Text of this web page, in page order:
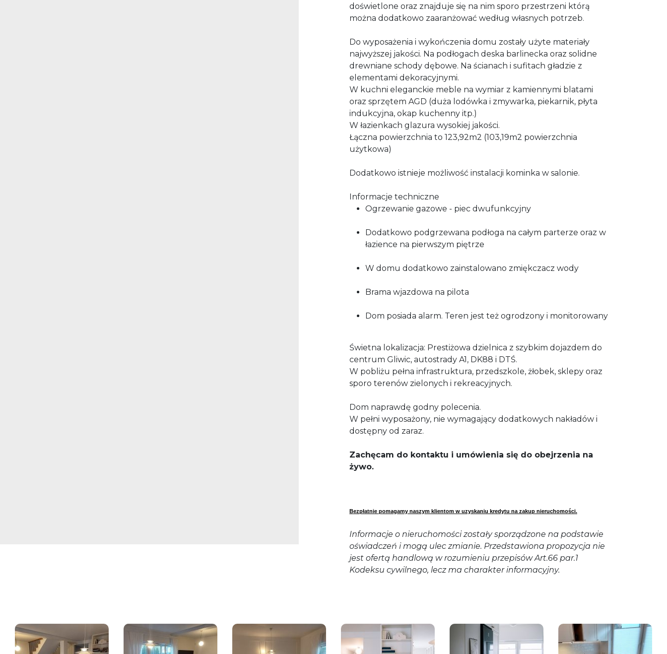
doświetlone oraz znajduje się na nim sporo przestrzeni którą
można dodatkowo zaaranżować według własnych potrzeb.
Do wyposażenia i wykończenia domu zostały użyte materiały
najwyższej jakości. Na podłogach deska barlinecka oraz solidne
drewniane schody dębowe. Na ścianach i sufitach gładzie z
elementami dekoracyjnymi.
W kuchni eleganckie meble na wymiar z kamiennymi blatami
oraz sprzętem AGD (duża lodówka i zmywarka, piekarnik, płyta
indukcyjna, okap kuchenny itp.)
W łazienkach glazura wysokiej jakości.
Łączna powierzchnia to 123,92m2 (103,19m2 powierzchnia
użytkowa)
Dodatkowo istnieje możliwość instalacji kominka w salonie.
Informacje techniczne
Ogrzewanie gazowe - piec dwufunkcyjny
Dodatkowo podgrzewana podłoga na całym parterze oraz w
łazience na pierwszym piętrze
W domu dodatkowo zainstalowano zmiękczacz wody
Brama wjazdowa na pilota
Dom posiada alarm. Teren jest też ogrodzony i monitorowany
Świetna lokalizacja: Prestiżowa dzielnica z szybkim dojazdem do
centrum Gliwic, autostrady A1, DK88 i DTŚ.
W pobliżu pełna infrastruktura, przedszkole, żłobek, sklepy oraz
sporo terenów zielonych i rekreacyjnych.
Dom naprawdę godny polecenia.
W pełni wyposażony, nie wymagający dodatkowych nakładów i
dostępny od zaraz.
Zachęcam do kontaktu i umówienia się do obejrzenia na
żywo.
Bezpłatnie pomagamy naszym klientom w uzyskaniu kredytu na zakup nieruchomości.
Informacje o nieruchomości zostały sporządzone na podstawie
oświadczeń i mogą ulec zmianie. Przedstawiona propozycja nie
jest ofertą handlową w rozumieniu przepisów Art.66 par.1
Kodeksu cywilnego, lecz ma charakter informacyjny.